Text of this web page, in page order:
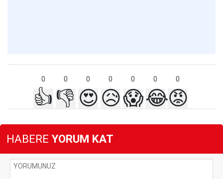
0 0 0 0 0 0 0
👍 👎 😍😥😱😂😡
HABERE YORUM KAT